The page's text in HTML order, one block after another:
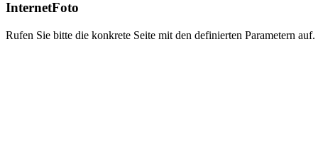
InternetFoto
Rufen Sie bitte die konkrete Seite mit den definierten Parametern auf.